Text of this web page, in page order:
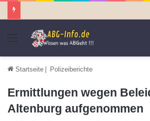
Menü
Startseite | Polizeiberichte
Ermittlungen wegen
Altenburg aufgenommen